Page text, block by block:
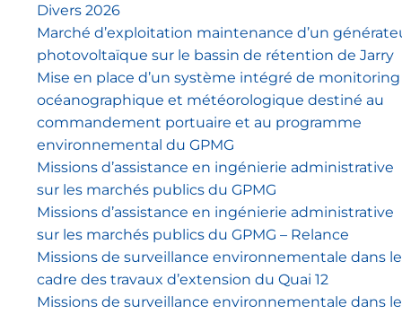
Divers 2026
Marché d’exploitation maintenance d’un
photovoltaïque sur le bassin de rétention de Jarry
Mise en place d’un système intégré de monitoring
océanographique et météorologique destiné au
commandement portuaire et au programme
environnemental du GPMG
Missions d’assistance en ingénierie administrative
sur les marchés publics du GPMG
Missions d’assistance en ingénierie administrative
sur les marchés publics du GPMG – Relance
Missions de surveillance environnementale dans le
cadre des travaux d’extension du Quai 12
Missions de surveillance environnementale dans le